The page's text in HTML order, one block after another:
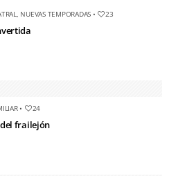
, NUEVAS TEMPORADAS • 23
• 24
frailejón